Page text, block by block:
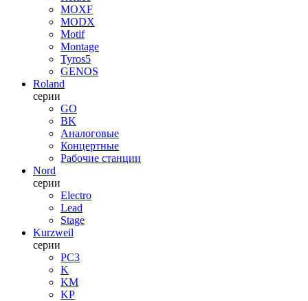
MOXF
MODX
Motif
Montage
Tyros5
GENOS
Roland
серии
GO
BK
Аналоговые
Концертные
Рабочие станции
Nord
серии
Electro
Lead
Stage
Kurzweil
серии
PC3
K
KM
KP